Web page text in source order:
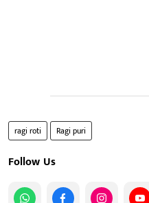
ragi roti Ragi puri
Follow Us